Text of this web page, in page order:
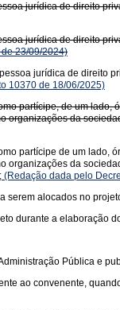
jurídica de direito
jurídica de direito
23/09/2024)
jurídica de direito
10370 de 18/06/2025)
partícipe, de um
da
partícipe de um
da
(Redação dada pelo
serem alocados no
durante a elaboração
Pública e
ao convenente,